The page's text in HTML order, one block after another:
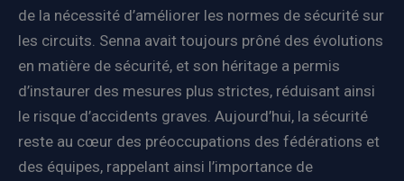
de la nécessité d’améliorer les normes de sécurité sur
les circuits. Senna avait toujours prôné des évolutions
en matière de sécurité, et son héritage a permis
d’instaurer des mesures plus strictes, réduisant ainsi
le risque d’accidents graves. Aujourd’hui, la sécurité
reste au cœur des préoccupations des fédérations et
des équipes, rappelant ainsi l’importance de